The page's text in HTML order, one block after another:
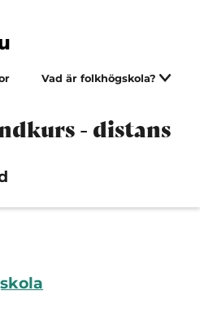
Vad är folkhögskola?
- distans